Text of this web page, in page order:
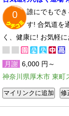
0
誰にでもで
す! 合気道を
く、健康に! お気軽に
月謝 6,000 円～
神奈川県厚木市 東町